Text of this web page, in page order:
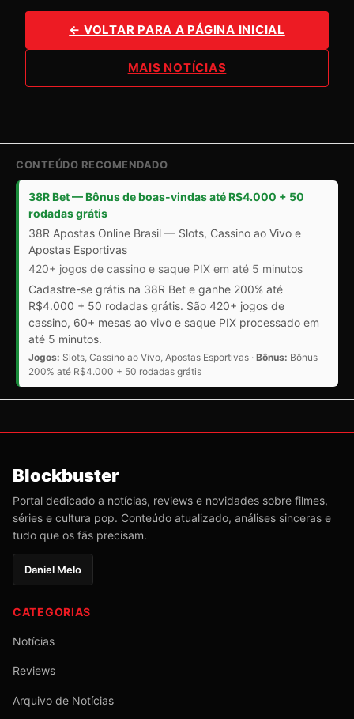
← VOLTAR PARA A PÁGINA INICIAL
MAIS NOTÍCIAS
CONTEÚDO RECOMENDADO
38R Bet — Bônus de boas-vindas até R$4.000 + 50
rodadas grátis
38R Apostas Online Brasil — Slots, Cassino ao Vivo e
Apostas Esportivas
420+ jogos de cassino e saque PIX em até 5 minutos
Cadastre-se grátis na 38R Bet e ganhe 200% até
R$4.000 + 50 rodadas grátis. São 420+ jogos de
cassino, 60+ mesas ao vivo e saque PIX processado em
até 5 minutos.
Jogos: Slots, Cassino ao Vivo, Apostas Esportivas · Bônus: Bônus
200% até R$4.000 + 50 rodadas grátis
Blockbuster
Portal dedicado a notícias, reviews e novidades sobre filmes,
séries e cultura pop. Conteúdo atualizado, análises sinceras e
tudo que os fãs precisam.
Daniel Melo
CATEGORIAS
Notícias
Reviews
Arquivo de Notícias